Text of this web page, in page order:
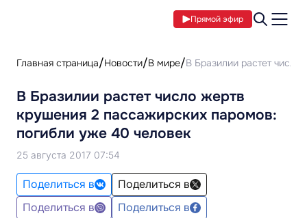
Прямой эфир
Главная страница Новости В мире В Бразилии растет
В Бразилии растет число жертв
крушения 2 пассажирских паромов:
погибли уже 40 человек
25 августа 2017 07:54
Поделиться в
Поделиться в
Поделиться в
Поделиться в